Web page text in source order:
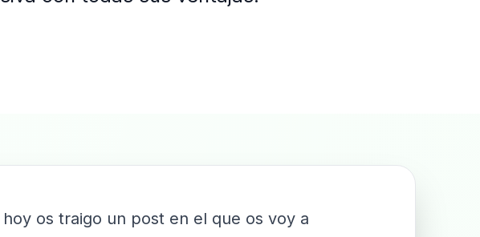
os traigo un post en el que os voy a